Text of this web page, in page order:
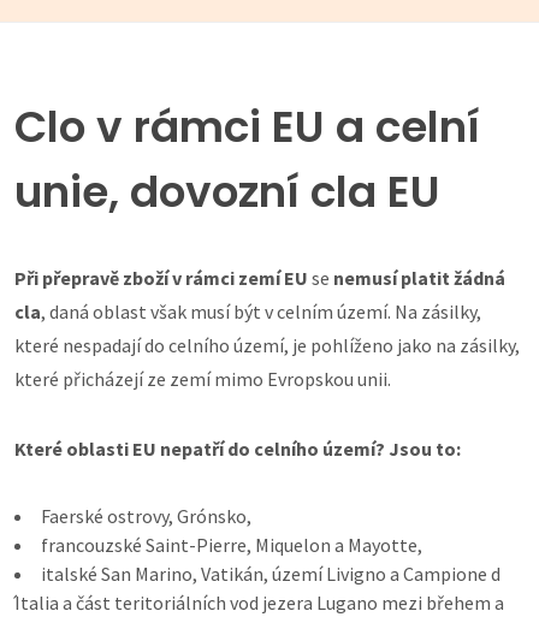
Clo v rámci EU a celní
unie, dovozní cla EU
Při přepravě zboží v rámci zemí EU se nemusí platit žádná
cla, daná oblast však musí být v celním území. Na zásilky,
které nespadají do celního území, je pohlíženo jako na zásilky,
které přicházejí ze zemí mimo Evropskou unii.
Které oblasti EU nepatří do celního území? Jsou to:
Faerské ostrovy, Grónsko,
francouzské Saint-Pierre, Miquelon a Mayotte,
italské San Marino, Vatikán, území Livigno a Campione d
́Italia a část teritoriálních vod jezera Lugano mezi břehem a